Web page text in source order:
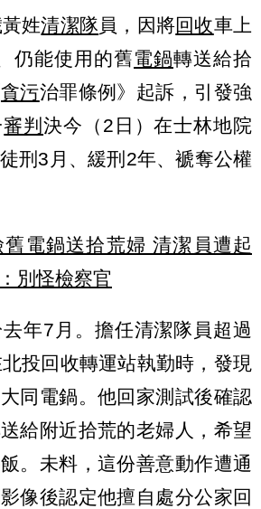
姓清潔隊 員，因將回收車上
仍能使用的舊電鍋轉送給拾
貪污治罪條例》起訴，引發強
審判決今（2日）在士林地院
刑3月、緩刑2年、褫奪公權
舊電鍋送拾荒婦 清潔員遭起
別怪檢察官
年7月。擔任清潔隊員超過
投回收轉運站執勤時，發現
同電鍋。他回家測試後確認
給附近拾荒的老婦人，希望
。未料，這份善意動作遭通
像後認定他擅自處分公家回